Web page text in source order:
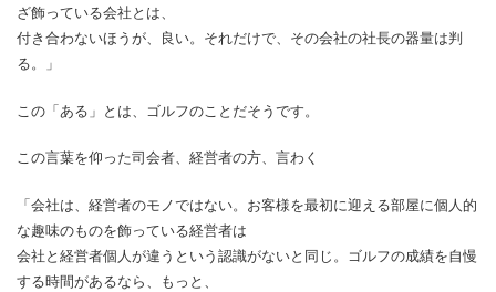
ざ飾っている会社とは、
付き合わないほうが、良い。それだけで、その会社の社長の器量は判
る。」
この「ある」とは、ゴルフのことだそうです。
この言葉を仰った司会者、経営者の方、言わく
「会社は、経営者のモノではない。お客様を最初に迎える部屋に個人的
な趣味のものを飾っている経営者は
会社と経営者個人が違うという認識がないと同じ。ゴルフの成績を自慢
する時間があるなら、もっと、